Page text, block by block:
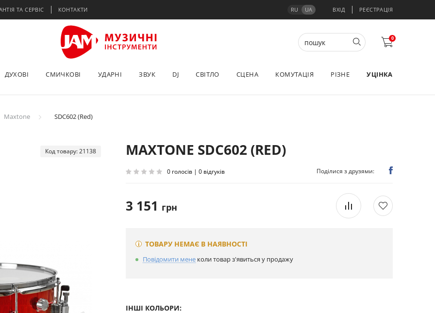
ТА СЕРВІС КОНТАКТИ RU UA ВХІД РЕЄСТРАЦІЯ
0
ДУХОВІ СМИЧКОВІ УДАРНІ ЗВУК DJ СВІТЛО СЦЕНА КОМУТАЦІЯ РІЗНЕ УЦІНКА
Maxtone SDC602 (Red)
Код товару: 21138 MAXTONE SDC602 (RED)
0 голосів | 0 відгуків Поділися з друзями:
3 151 грн
ТОВАРУ НЕМАЄ В НАЯВНОСТІ
Повідомити мене коли товар з'явиться у продажу
ІНШІ КОЛЬОРИ: